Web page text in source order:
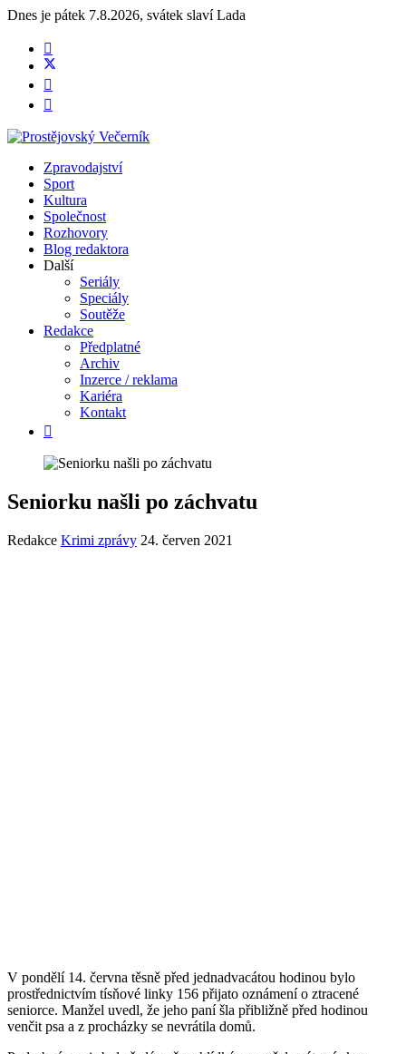
Dnes je pátek 7.8.2026, svátek slavíLada
Zpravodajství
Sport
Kultura
Společnost
Rozhovory
Blog redaktora
Další
Seriály
Speciály
Soutěže
Redakce
Předplatné
Archiv
Inzerce / reklama
Kariéra
Kontakt
Seniorku našli po záchvatu
Redakce Krimi zprávy 24. červen 2021
V pondělí 14. června těsně před jednadvacátou hodinou bylo
prostřednictvím tísňové linky 156 přijato oznámení o ztracené
seniorce. Manžel uvedl, že jeho paní šla přibližně před hodinou
venčit psa a z procházky se nevrátila domů.